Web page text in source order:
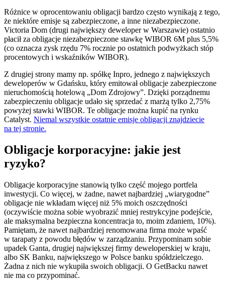
Różnice w oprocentowaniu obligacji bardzo często wynikają z tego,
że niektóre emisje są zabezpieczone, a inne niezabezpieczone.
Victoria Dom (drugi największy deweloper w Warszawie) ostatnio
płacił za obligacje niezabezpieczone stawkę WIBOR 6M plus 5,5%
(co oznacza zysk rzędu 7% rocznie po ostatnich podwyżkach stóp
procentowych i wskaźników WIBOR).
Z drugiej strony mamy np. spółkę Inpro, jednego z największych
deweloperów w Gdańsku, który emitował obligacje zabezpieczone
nieruchomością hotelową „Dom Zdrojowy”. Dzięki porządnemu
zabezpieczeniu obligacje udało się sprzedać z marżą tylko 2,75%
powyżej stawki WIBOR. Te obligacje można kupić na rynku
Catalyst. Niemal wszystkie ostatnie emisje obligacji znajdziecie
na tej stronie.
Obligacje korporacyjne: jakie jest
ryzyko?
Obligacje korporacyjne stanowią tylko część mojego portfela
inwestycji. Co więcej, w żadne, nawet najbardziej „wiarygodne”
obligacje nie wkładam więcej niż 5% moich oszczędności
(oczywiście można sobie wyobrazić mniej restrykcyjne podejście,
ale maksymalna bezpieczna koncentracja to, moim zdaniem, 10%).
Pamiętam, że nawet najbardziej renomowana firma może wpaść
w tarapaty z powodu błędów w zarządzaniu. Przypominam sobie
upadek Ganta, drugiej największej firmy deweloperskiej w kraju,
albo SK Banku, największego w Polsce banku spółdzielczego.
Żadna z nich nie wykupiła swoich obligacji. O GetBacku nawet
nie ma co przypominać.